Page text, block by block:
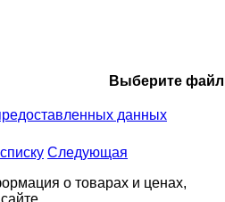
Выберите файл
данных
Следующая
о товарах и ценах,